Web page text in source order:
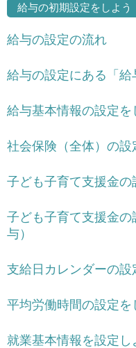
給与の初期設定をしよう
給与の設定の流れ
給与の設定にある「給
給与基本情報の設定を
社会保険（全体）の設
子ども子育て支援金
子ども子育て支援金
与）
支給日カレンダーの設
平均労働時間の設定を
就業基本情報を設定し